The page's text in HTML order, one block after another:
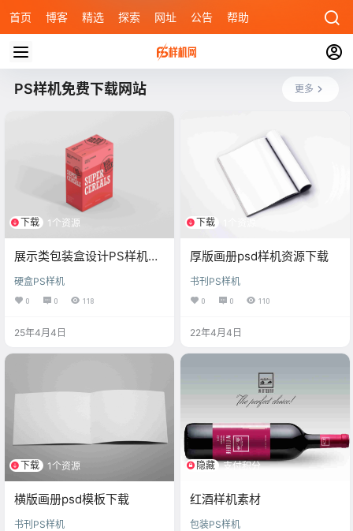
首页 博客 精选 探索 网址 公告 帮助
PS样机免费下载网站 更多
下载 1个资源
展示类包装盒设计PS样机贴
硬盒PS样机
0 0 118
25年4月4日
下载
厚版画册psd样机资源下载
书刊PS样机
0 0 110
22年4月4日
下载 1个资源
横版画册psd模板下载
书刊PS样机
隐藏 支付积分
红酒样机素材
包装PS样机